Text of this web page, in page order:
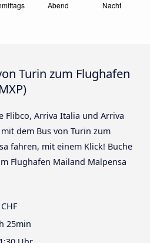
Turin zum Flughafen
Flibco, Arriva Italia und Arriva
dem Bus von Turin zum
fahren, mit einem Klick! Buche
Flughafen Mailand Malpensa
25min